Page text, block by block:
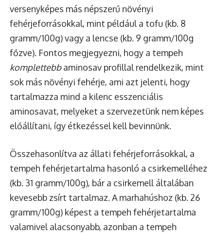
versenyképes más népszerű növényi
fehérjeforrásokkal, mint például a tofu (kb. 8
gramm/100g) vagy a lencse (kb. 9 gramm/100g
főzve). Fontos megjegyezni, hogy a tempeh
komplettebbaminosav profillal rendelkezik, mint
sok más növényi fehérje, ami azt jelenti, hogy
tartalmazza mind a kilenc esszenciális
aminosavat, melyeket a szervezetünk nem képes
előállítani, így étkezéssel kell bevinnünk.
Összehasonlítva az állati fehérjeforrásokkal, a
tempeh fehérjetartalma hasonló a csirkemelléhez
(kb. 31 gramm/100g), bár a csirkemell általában
kevesebb zsírt tartalmaz. A marhahúshoz (kb. 26
gramm/100g) képest a tempeh fehérjetartalma
valamivel alacsonyabb, azonban a tempeh